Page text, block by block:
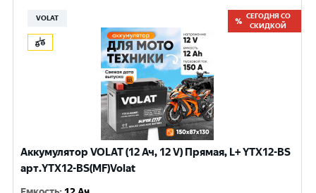
VOLAT
СЕГОДНЯ СО
СКИДКОЙ
Аккумулятор VOLAT (12 Ач, 12 V) Прямая, L+ YTX12-BS
арт.YTX12-BS(MF)Volat